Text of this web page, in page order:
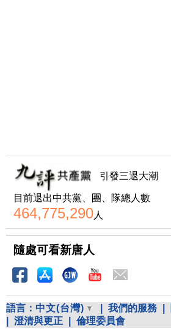
引發三退大潮
目前退出中共黨、團、隊總人數
464,775,290人
隨處可看新唐人
語言： 中文(台灣) 我們的服務
澄清與更正 倫理委員會